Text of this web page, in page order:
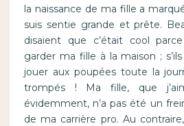
la naissance de ma fille a
suis sentie grande et prête.
disaient que c’était cool
garder ma fille à la maison ;
jouer aux poupées toute la
trompés ! Ma fille, que
évidemment, n’a pas été un
de ma carrière pro. Au